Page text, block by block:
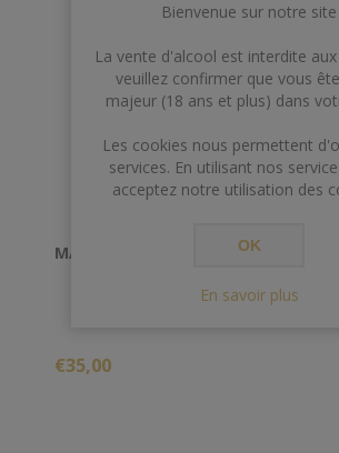
MARSANNAY 2017 LES FAVIERES
€35,00
Bienvenue sur notre site
La vente d'alcool est interdite
veuillez confirmer que vous
majeur (18 ans et plus) dans
Les cookies nous permettent
services. En utilisant nos
acceptez notre utilisation des
OK
En savoir plus